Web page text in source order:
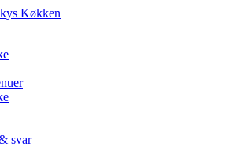
svar